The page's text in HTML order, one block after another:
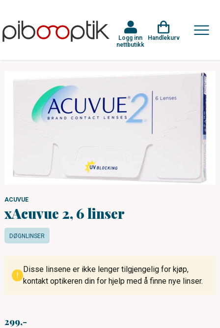
Logg inn
nettbutikk
Handlekurv
ACUVUE
xAcuvue 2, 6 linser
DØGNLINSER
!
Disse linsene er ikke lenger tilgjengelig for kjøp,
kontakt optikeren din for hjelp med å finne nye linser.
299